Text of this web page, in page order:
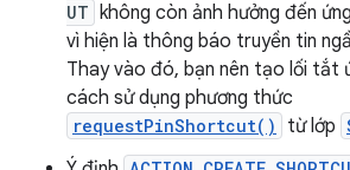
UT không còn ảnh hưởng đến
vì hiện là thông báo truyền tin
Thay vào đó, bạn nên tạo lối tắt
cách sử dụng phương thức
requestPinShortcut() từ lớp